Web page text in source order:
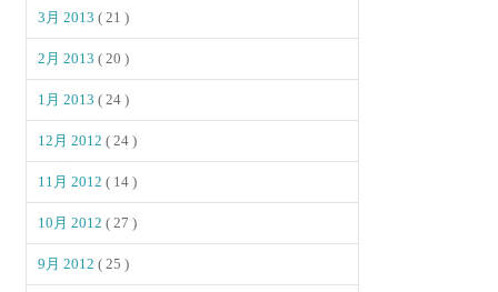
3月 2013( 21 )
2月 2013( 20 )
1月 2013( 24 )
12月 2012( 24 )
11月 2012( 14 )
10月 2012( 27 )
9月 2012( 25 )